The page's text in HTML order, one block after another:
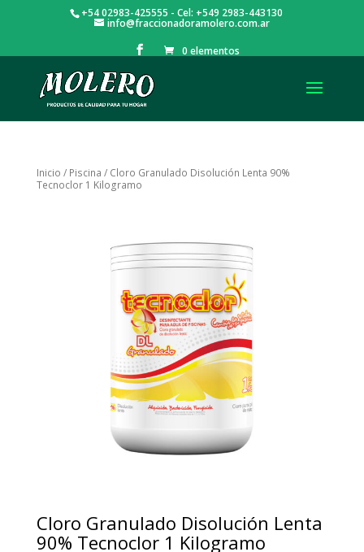
+54 02983-425555 - Cel: +549 2983-443130
info@fraccionadoramolero.com.ar
0 elementos
Inicio / Piscina / Cloro Granulado Disolución Lenta 90%
Tecnoclor 1 Kilogramo
Cloro Granulado Disolución Lenta
90% Tecnoclor 1 Kilogramo